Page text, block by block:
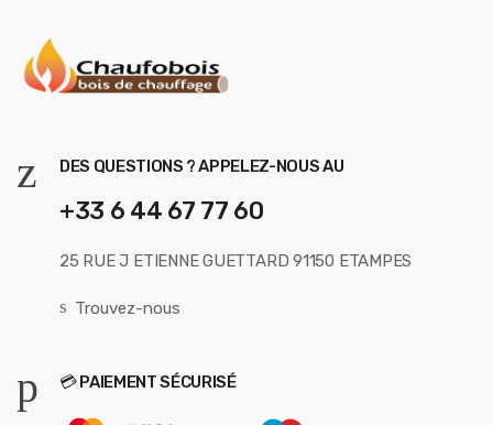
DES QUESTIONS ? APPELEZ-NOUS AU
+33 6 44 67 77 60
25 RUE J ETIENNE GUETTARD 91150 ETAMPES
Trouvez-nous
💳 PAIEMENT SÉCURISÉ